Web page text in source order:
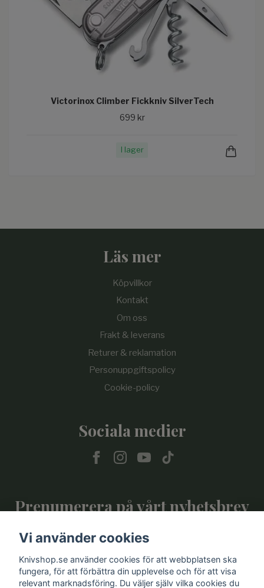
Victorinox Climber Fickkniv SilverTech
699 kr
I lager
Läs mer
Köpvillkor
Kontakt
Om oss
Frakt & leverans
Returer & reklamation
Personuppgiftspolicy
Cookie-policy
Sociala medier
Prenumerera på vårt nyhetsbrev
Vi använder cookies
Knivshop.se använder cookies för att webbplatsen ska
fungera, för att förbättra din upplevelse och för att visa
relevant marknadsföring. Du väljer själv vilka cookies du